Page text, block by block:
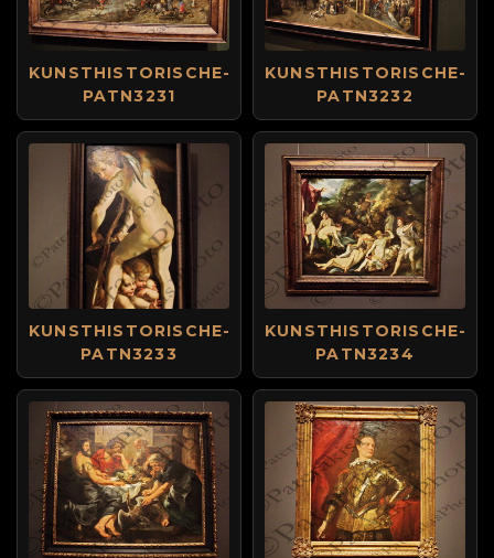
KUNSTHISTORISCHE-
PATN3231
KUNSTHISTORISCHE-
PATN3232
KUNSTHISTORISCHE-
PATN3233
KUNSTHISTORISCHE-
PATN3234